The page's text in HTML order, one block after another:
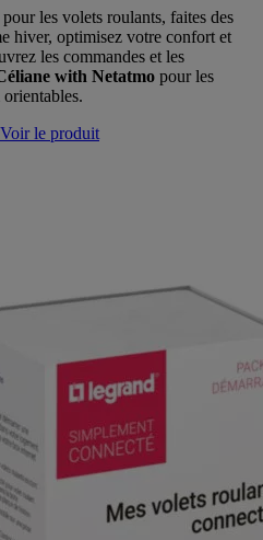
les volets roulants, faites des
hiver, optimisez votre confort et
les commandes et les
with Netatmo pour les
Voir le produit